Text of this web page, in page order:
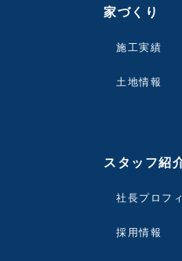
家づくり
施工実績
土地情報
スタッフ紹
社長プロフ
採用情報